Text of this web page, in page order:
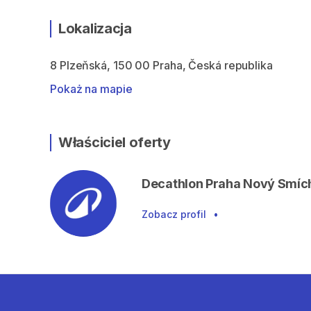
Lokalizacja
8 Plzeňská, 150 00 Praha, Česká republika
Pokaż na mapie
Właściciel oferty
Decathlon Praha Nový
Zobacz profil •